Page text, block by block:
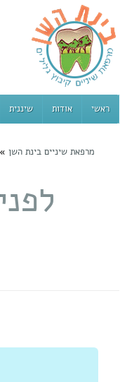
ראשי אודות שיננית
מרפאת שיניים בינת השן »